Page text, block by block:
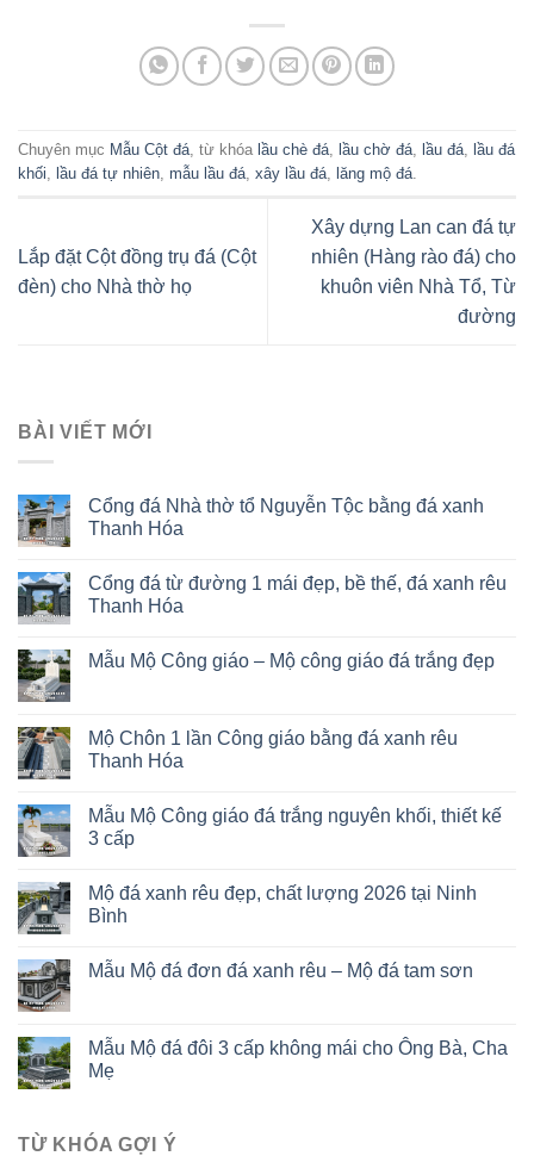
Chuyên mục Mẫu Cột đá, từ khóa lầu chè đá, lầu chờ đá, lầu đá, lầu đá
khối, lầu đá tự nhiên, mẫu lầu đá, xây lầu đá, lăng mộ đá.
Lắp đặt Cột đồng trụ đá (Cột
đèn) cho Nhà thờ họ
Xây dựng Lan can đá tự
nhiên (Hàng rào đá) cho
khuôn viên Nhà Tổ, Từ
đường
BÀI VIẾT MỚI
Cổng đá Nhà thờ tổ Nguyễn Tộc bằng đá xanh
Thanh Hóa
Cổng đá từ đường 1 mái đẹp, bề thế, đá xanh rêu
Thanh Hóa
Mẫu Mộ Công giáo – Mộ công giáo đá trắng đẹp
Mộ Chôn 1 lần Công giáo bằng đá xanh rêu
Thanh Hóa
Mẫu Mộ Công giáo đá trắng nguyên khối, thiết kế
3 cấp
Mộ đá xanh rêu đẹp, chất lượng 2026 tại Ninh
Bình
Mẫu Mộ đá đơn đá xanh rêu – Mộ đá tam sơn
Mẫu Mộ đá đôi 3 cấp không mái cho Ông Bà, Cha
Mẹ
TỪ KHÓA GỢI Ý